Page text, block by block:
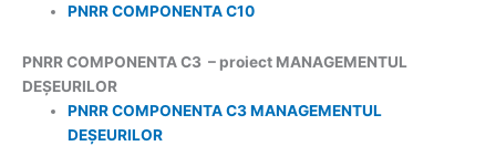
PNRR COMPONENTA C10
PNRR COMPONENTA C3 – proiect MANAGEMENTUL
DEȘEURILOR
PNRR COMPONENTA C3 MANAGEMENTUL
DEȘEURILOR